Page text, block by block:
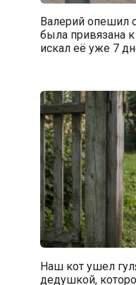
Валерий опешил
была привязана к
искал её уже 7
Наш кот ушел
дедушкой,